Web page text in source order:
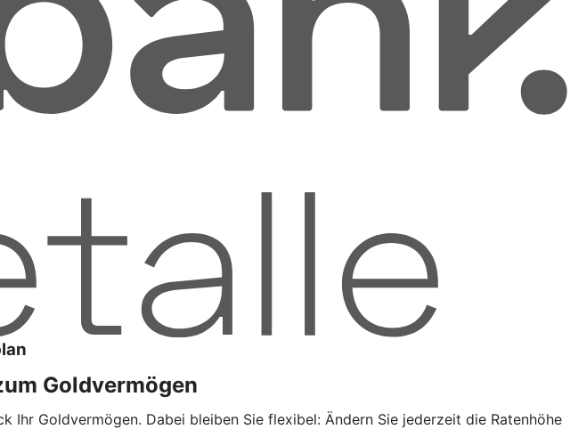
Goldvermögen
Ihr Goldvermögen. Dabei bleiben Sie flexibel: Ändern Sie jederzeit die Ratenhöhe